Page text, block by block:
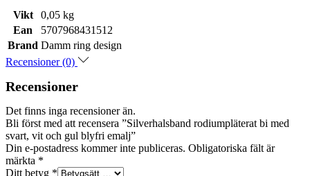
Vikt
0,05 kg
Ean
5707968431512
Brand Damm ring design
Recensioner (0)
Recensioner
Det finns inga recensioner än.
Bli först med att recensera ”Silverhalsband rodiumpläterat bi med
svart, vit och gul blyfri emalj”
Din e-postadress kommer inte publiceras. Obligatoriska fält är
märkta *
Ditt betyg *